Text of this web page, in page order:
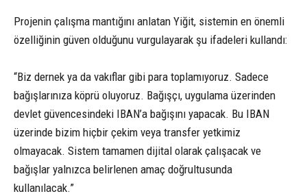
Projenin çalışma mantığını anlatan Yiğit, sistemin en önemli
özelliğinin güven olduğunu vurgulayarak şu ifadeleri kullandı:
“Biz dernek ya da vakıflar gibi para toplamıyoruz. Sadece
bağışlarınıza köprü oluyoruz. Bağışçı, uygulama üzerinden
devlet güvencesindeki IBAN’a bağışını yapacak. Bu IBAN
üzerinde bizim hiçbir çekim veya transfer yetkimiz
olmayacak. Sistem tamamen dijital olarak çalışacak ve
bağışlar yalnızca belirlenen amaç doğrultusunda
kullanılacak.”